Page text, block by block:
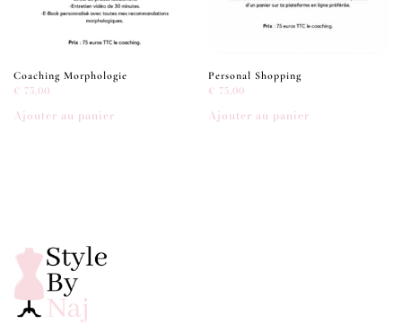
Coaching Morphologie
€ 75,00
Ajouter au panier
Personal Shopping
€ 75,00
Ajouter au panier